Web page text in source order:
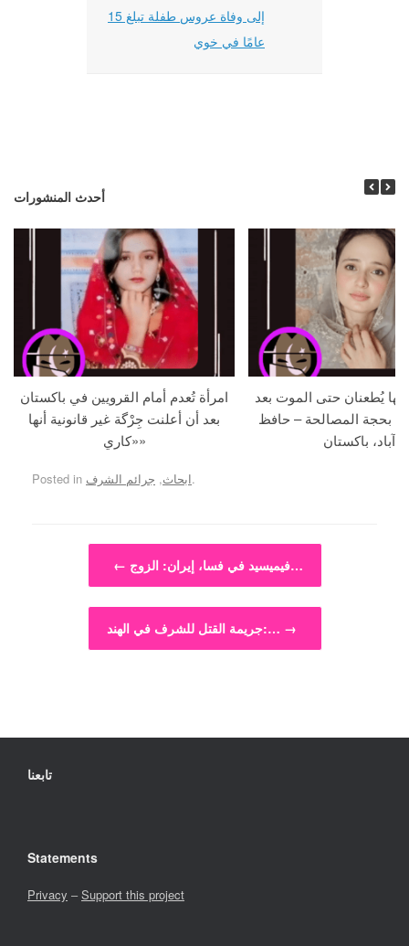
إلى وفاة عروس طفلة تبلغ 15
عامًا في خوي
أحدث المنشورات
امرأة تُعدم أمام القرويين في باكستان
بعد أن أعلنت جِرْگة غير قانونية أنها
«كاري»
يُطعنان حتى الموت بعد
بحجة المصالحة – حافظ
آباد، باكستان
Posted in ابحاث, جرائم الشرف .
Post navigation
← فيميسيد في فسا، إيران: الزوج…
جريمة القتل للشرف في الهند:… →
تابعنا
Statements
Privacy –Support this project